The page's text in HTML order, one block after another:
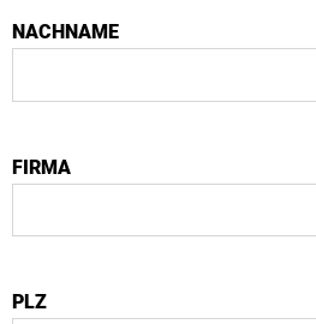
NACHNAME
FIRMA
PLZ